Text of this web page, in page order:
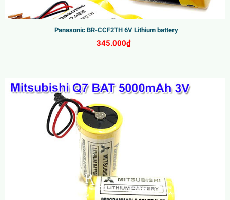
Panasonic BR-CCF2TH 6V Lithium battery
345.000₫